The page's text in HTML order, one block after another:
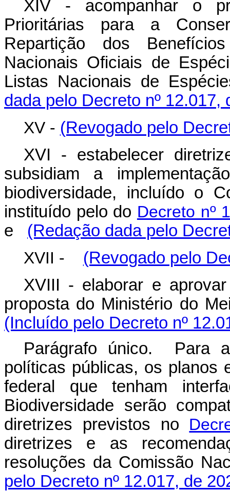
XIV - acompanhar o
Prioritárias para a
Repartição dos
Nacionais Oficiais de
Listas Nacionais de
dada pelo Decreto nº 12.017,
XV - (Revogado pelo
XVI - estabelecer
subsidiam a
biodiversidade, incluído o
instituído pelo do Decreto nº
e
(Redação dada pelo
XVII -
(Revogado pelo
XVIII - elaborar e
proposta do Ministério do
(Incluído pelo Decreto nº
Parágrafo único. Para
políticas públicas, os planos
federal que tenham
Biodiversidade serão
diretrizes previstos no
diretrizes e as
resoluções da Comissão
pelo Decreto nº 12.017, de